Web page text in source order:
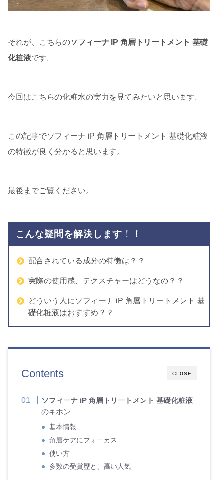
それが、こちらのソフィーナ iP 角層トリートメント 基礎
化粧液です。
今回はこちらの化粧水の実力を見てみたいと思います。
この記事でソフィーナ iP 角層トリートメント 基礎化粧液
の特徴が良く分かると思います。
最後までご覧ください。
こんな疑問を解決します！！
配合されている成分の特徴は？？
実際の使用感、テクスチャーはどうなの？？
どういう人にソフィーナ iP 角層トリートメント 基
礎化粧液はおすすめ？？
CLOSE
Contents
ソフィーナ iP 角層トリートメント 基礎化粧液
のキホン
基本情報
角層ケアにフォーカス
使い方
多数の受賞歴と、高い人気